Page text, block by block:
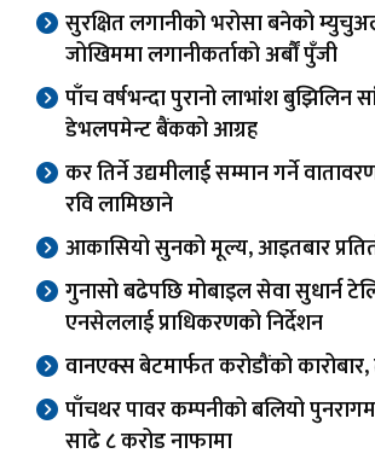
सुरक्षित लगानीको भरोसा बनेको
जोखिममा लगानीकर्ताको अर्बौं पुँजी
पाँच वर्षभन्दा पुरानो लाभांश बुझिलिन
डेभलपमेन्ट बैंकको आग्रह
कर तिर्ने उद्यमीलाई सम्मान गर्ने
रवि लामिछाने
आकासियो सुनको मूल्य, आइतबार
गुनासो बढेपछि मोबाइल सेवा सुधार्न
एनसेललाई प्राधिकरणको निर्देशन
वानएक्स बेटमार्फत करोडौंको कारोबार,
पाँचथर पावर कम्पनीको बलियो
साढे ८ करोड नाफामा